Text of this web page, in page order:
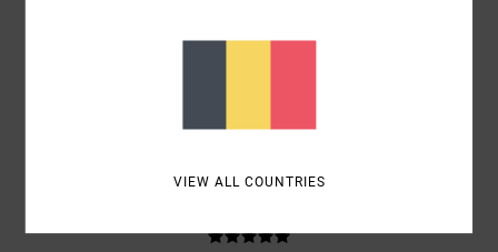
5/5
VIEW ALL COUNTRIES